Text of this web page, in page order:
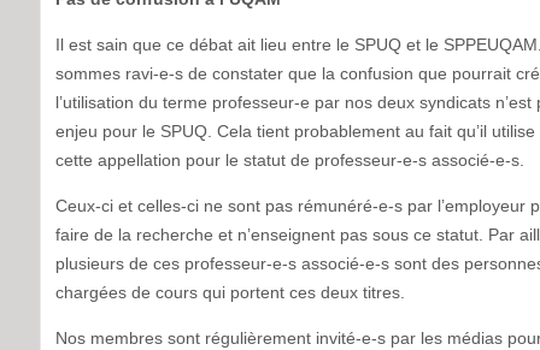
Il est sain que ce débat ait lieu entre le SPUQ et le
sommes ravi-e-s de constater que la confusion que pourrait
l’utilisation du terme professeur-e par nos deux syndicats n’est
enjeu pour le SPUQ. Cela tient probablement au fait qu’il utilise
cette appellation pour le statut de professeur-e-s associé-e-s.
Ceux-ci et celles-ci ne sont pas rémunéré-e-s par l’employeur
faire de la recherche et n’enseignent pas sous ce statut. Par
plusieurs de ces professeur-e-s associé-e-s sont des
chargées de cours qui portent ces deux titres.
Nos membres sont régulièrement invité-e-s par les médias